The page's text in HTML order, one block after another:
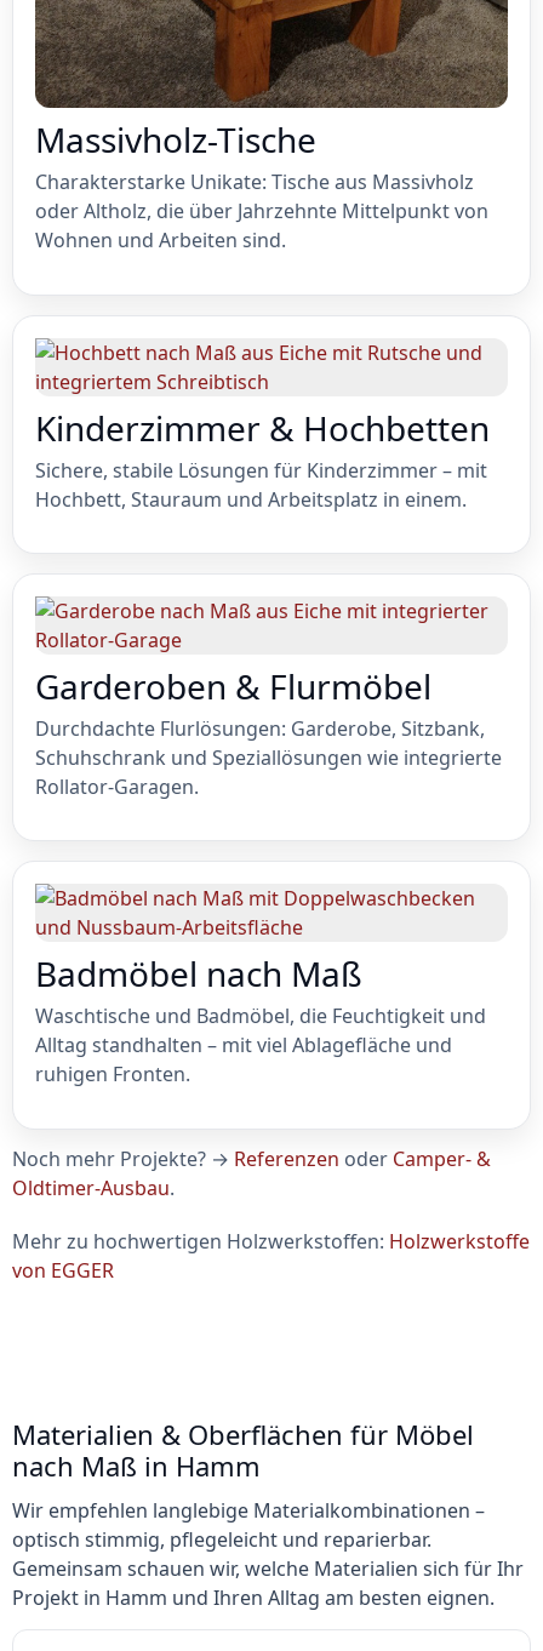
Massivholz-Tische
Charakterstarke Unikate: Tische aus Massivholz
oder Altholz, die über Jahrzehnte Mittelpunkt von
Wohnen und Arbeiten sind.
Kinderzimmer & Hochbetten
Sichere, stabile Lösungen für Kinderzimmer – mit
Hochbett, Stauraum und Arbeitsplatz in einem.
Garderoben & Flurmöbel
Durchdachte Flurlösungen: Garderobe, Sitzbank,
Schuhschrank und Speziallösungen wie integrierte
Rollator-Garagen.
Badmöbel nach Maß
Waschtische und Badmöbel, die Feuchtigkeit und
Alltag standhalten – mit viel Ablagefläche und
ruhigen Fronten.
Noch mehr Projekte? → Referenzen oder Camper- &
Oldtimer-Ausbau.
Mehr zu hochwertigen Holzwerkstoffen: Holzwerkstoffe
von EGGER
Materialien & Oberflächen für Möbel
nach Maß in Hamm
Wir empfehlen langlebige Materialkombinationen –
optisch stimmig, pflegeleicht und reparierbar.
Gemeinsam schauen wir, welche Materialien sich für Ihr
Projekt in Hamm und Ihren Alltag am besten eignen.